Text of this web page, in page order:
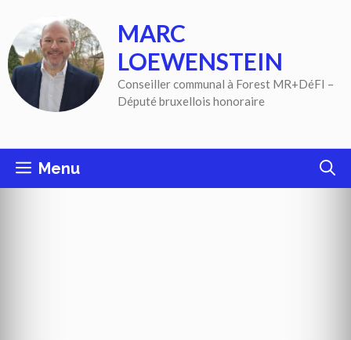
contenu
MARC
LOEWENSTEIN
Conseiller communal à Forest MR+DéFI –
Député bruxellois honoraire
Menu